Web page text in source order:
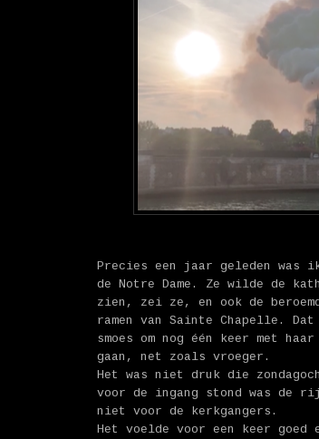
Precies een jaar geleden was
de Notre Dame. Ze wilde de
zien, zei ze, en ook de
ramen van Sainte Chapelle. Dat
smoes om nog één keer met
gaan, net zoals vroeger.
Het was niet druk die
voor de ingang stond was de
niet voor de kerkgangers.
Het voelde voor een keer goed